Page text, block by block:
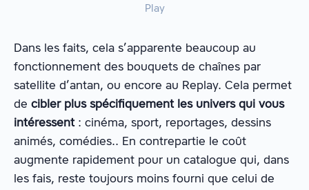
Play
Dans les faits, cela s’apparente beaucoup au
fonctionnement des bouquets de chaînes par
satellite d’antan, ou encore au Replay. Cela permet
de cibler plus spécifiquement les univers qui vous
intéressent: cinéma, sport, reportages, dessins
animés, comédies.. En contrepartie le coût
augmente rapidement pour un catalogue qui, dans
les fais, reste toujours moins fourni que celui de